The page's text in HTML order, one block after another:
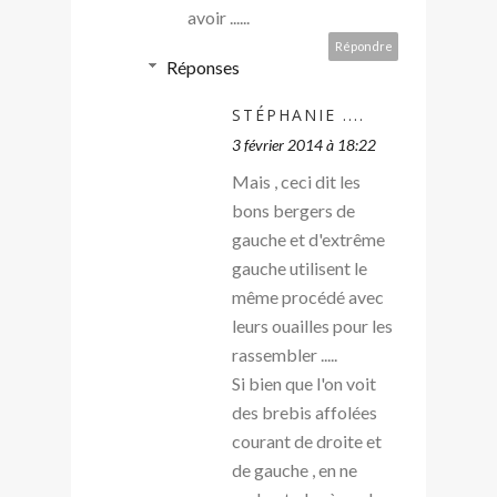
avoir ......
Répondre
Réponses
STÉPHANIE ....
3 février 2014 à 18:22
Mais , ceci dit les
bons bergers de
gauche et d'extrême
gauche utilisent le
même procédé avec
leurs ouailles pour les
rassembler .....
Si bien que l'on voit
des brebis affolées
courant de droite et
de gauche , en ne